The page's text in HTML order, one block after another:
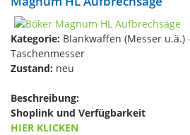
Kategorie: Blankwaffen (Messer u.ä.)
Taschenmesser
Zustand: neu
Beschreibung:
Shoplink und Verfügbarkeit
HIER KLICKEN